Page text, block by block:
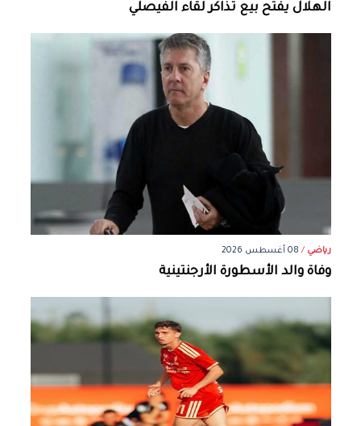
الهلال يفتح بيع تذاكر لقاء الفيصلي
رياضي / 08 أغسطس 2026
وفاة والد الأسطورة الأرجنتينية